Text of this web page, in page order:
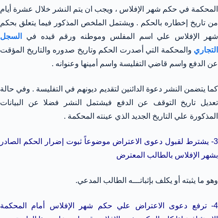
المحكمة في حكم شهر الإفلاس ، ويجب ان يتم النشر خلال عشرة أيام
من تاريخ إخطاره بالحكم . ويشتمل الملخص المذكور فيما يتعلق بحكم
شهر الإفلاس علي اسم المفلس وموطنه ورقم قيده في
السجل
التجاري والمحكمة التي أصدرت الحكم وتاريخ صدوره والتاريخ المؤقت
عن الدفع واسم قاضي التفليسة واسم أمينها وعنوانه .
كما يتضمن النشر دعوة الدائنين لتقديم ديونهم في التفليسة . وفي حالة
تعديل تاريخ التوقف عن الدفع فيشتمل النشر فضلا عن البيانات
المذكورة علي التاريخ الجديد الذي عينته المحكمة .
3- يشترط لقبول دعوى الاعتراض موضوعاً ثبوت إضرار الحكم الصادر
بشهر الإفلاس بالطالب المعترض
وهو ما يثبته أو يكلف بإثباتـــه الطالب المدعي.
4- ترفع دعوى الاعتراض علي حكم شهر الإفلاس أمام المحكمة